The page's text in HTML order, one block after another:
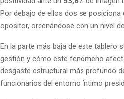
Por debajo de ellos dos se
opositor, ordenándose con un nivel
En la parte más baja de este tablero
gestión y cómo este fenómeno
desgaste estructural más profundo
funcionarios del entorno íntimo